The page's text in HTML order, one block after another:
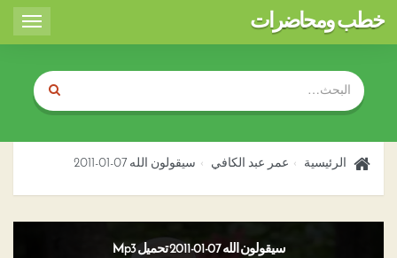
Toggle
خطب ومحاضرات
الرئيسية عمر عبد الكافي سيقولون الله 07-01-2011
سيقولون الله 07-01-2011 تحميل Mp3